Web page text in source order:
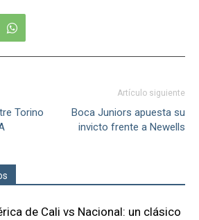
Torino
Artículo siguiente
Boca Juniors apuesta su
invicto frente a Newells
de Cali vs Nacional: un clásico